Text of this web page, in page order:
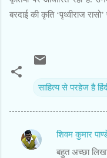
बरदाई की कृति ‘पृथ्वीराज
साहित्य से परहेज है
C
शिवम कुमार
बहुत अच्छा